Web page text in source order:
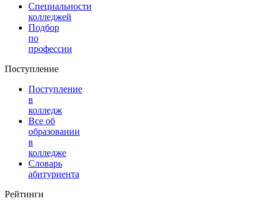
Специальности
колледжей
Подбор
по
профессии
Поступление
Поступление
в
колледж
Все об
образовании
в
колледже
Словарь
абитуриента
Рейтинги